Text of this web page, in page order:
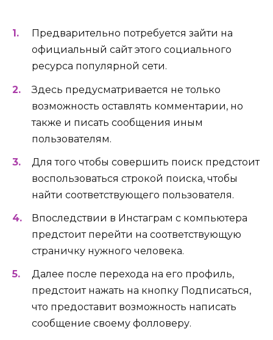
Предварительно потребуется зайти на
официальный сайт этого социального
ресурса популярной сети.
Здесь предусматривается не только
возможность оставлять комментарии, но
также и писать сообщения иным
пользователям.
Для того чтобы совершить поиск предстоит
воспользоваться строкой поиска, чтобы
найти соответствующего пользователя.
Впоследствии в Инстаграм с компьютера
предстоит перейти на соответствующую
страничку нужного человека.
Далее после перехода на его профиль,
предстоит нажать на кнопку Подписаться,
что предоставит возможность написать
сообщение своему фолловеру.